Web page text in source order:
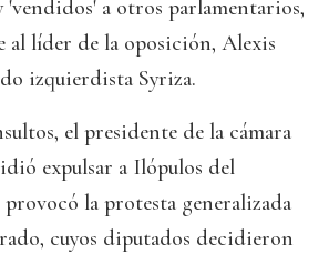
'vendidos' a otros parlamentarios,
al líder de la oposición, Alexis
izquierdista Syriza.
el presidente de la cámara
expulsar a Ilópulos del
la protesta generalizada
cuyos diputados decidieron